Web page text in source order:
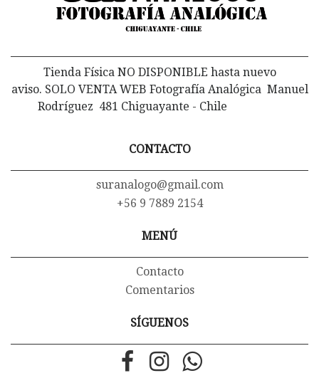
Tienda Física NO DISPONIBLE hasta nuevo
aviso. SOLO VENTA WEB Fotografía Analógica Manuel
Rodríguez 481 Chiguayante - Chile
CONTACTO
suranalogo@gmail.com
+56 9 7889 2154
MENÚ
Contacto
Comentarios
SÍGUENOS